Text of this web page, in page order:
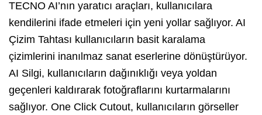
TECNO AI’nın yaratıcı araçları, kullanıcılara
kendilerini ifade etmeleri için yeni yollar sağlıyor. AI
Çizim Tahtası kullanıcıların basit karalama
çizimlerini inanılmaz sanat eserlerine dönüştürüyor.
AI Silgi, kullanıcıların dağınıklığı veya yoldan
geçenleri kaldırarak fotoğraflarını kurtarmalarını
sağlıyor. One Click Cutout, kullanıcıların görseller